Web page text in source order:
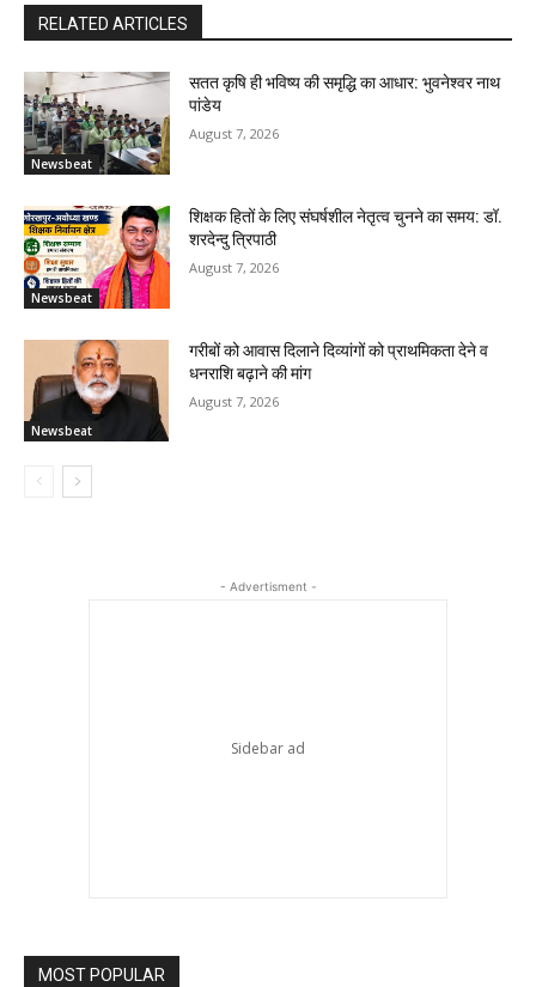
RELATED ARTICLES
Newsbeat
सतत कृषि ही भविष्य की समृद्धि का आधार: भुवनेश्वर नाथ
पांडेय
August 7, 2026
Newsbeat
शिक्षक हितों के लिए संघर्षशील नेतृत्व चुनने का समय: डॉ.
शरदेन्दु त्रिपाठी
August 7, 2026
Newsbeat
गरीबों को आवास दिलाने दिव्यांगों को प्राथमिकता देने व
धनराशि बढ़ाने की मांग
August 7, 2026
- Advertisment -
MOST POPULAR